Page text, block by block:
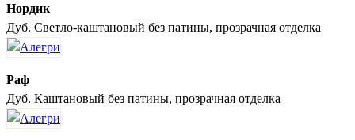
Нордик
Дуб. Светло-каштановый без патины, прозрачная отделка
Раф
Дуб. Каштановый без патины, прозрачная отделка